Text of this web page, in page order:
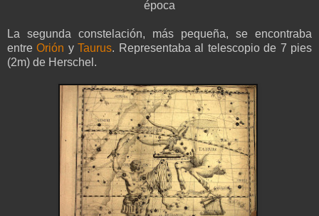
época
La segunda constelación, más pequeña, se encontraba
entreOrión yTaurus. Representaba al telescopio de 7 pies
(2m) de Herschel.